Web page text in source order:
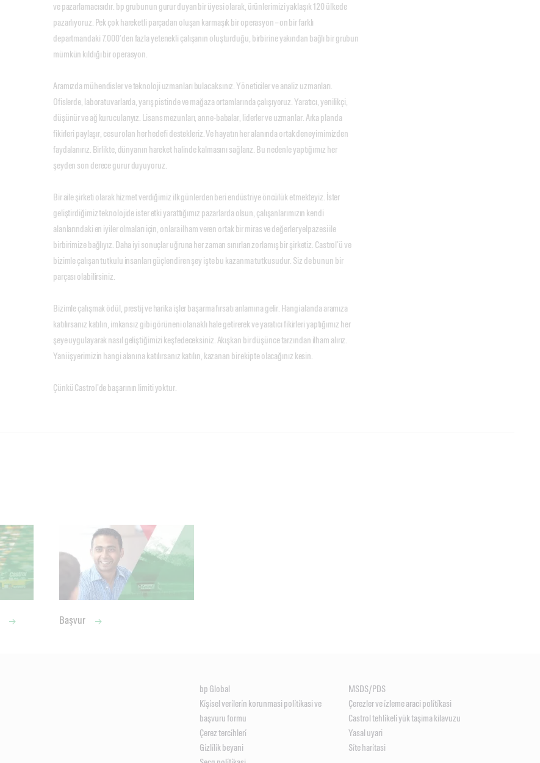
ve pazarlamacısıdır. bp grubunun gurur duyan bir üyesi olarak, ürünlerimizi yaklaşık 120 ülkede
pazarlıyoruz. Pek çok hareketli parçadan oluşan karmaşık bir operasyon – on bir farklı
departmandaki 7.000’den fazla yetenekli çalışanın oluşturduğu, birbirine yakından bağlı bir grubun
mümkün kıldığı bir operasyon.
Aramızda mühendisler ve teknoloji uzmanları bulacaksınız. Yöneticiler ve analiz uzmanları.
Ofislerde, laboratuvarlarda, yarış pistinde ve mağaza ortamlarında çalışıyoruz. Yaratıcı, yenilikçi,
düşünür ve ağ kurucularıyız. Lisans mezunları, anne-babalar, liderler ve uzmanlar. Arka planda
fikirleri paylaşır, cesur olan her hedefi destekleriz. Ve hayatın her alanında ortak deneyimimizden
faydalanırız. Birlikte, dünyanın hareket halinde kalmasını sağlarız. Bu nedenle yaptığımız her
şeyden son derece gurur duyuyoruz.
Bir aile şirketi olarak hizmet verdiğimiz ilk günlerden beri endüstriye öncülük etmekteyiz. İster
geliştirdiğimiz teknolojide ister etki yarattığımız pazarlarda olsun, çalışanlarımızın kendi
alanlarındaki en iyiler olmaları için, onlara ilham veren ortak bir miras ve değerler yelpazesi ile
birbirimize bağlıyız. Daha iyi sonuçlar uğruna her zaman sınırları zorlamış bir şirketiz. Castrol’ü ve
bizimle çalışan tutkulu insanları güçlendiren şey işte bu kazanma tutkusudur. Siz de bunun bir
parçası olabilirsiniz.
Bizimle çalışmak ödül, prestij ve harika işler başarma fırsatı anlamına gelir. Hangi alanda aramıza
katılırsanız katılın, imkansız gibi görüneni olanaklı hale getirerek ve yaratıcı fikirleri yaptığımız her
şeye uygulayarak nasıl geliştiğimizi keşfedeceksiniz. Akışkan bir düşünce tarzından ilham alırız.
Yani işyerimizin hangi alanına katılırsanız katılın, kazanan bir ekipte olacağınız kesin.
Çünkü Castrol’de başarının limiti yoktur.
Başvur
bp Global
MSDS/PDS
Ki̇şi̇sel veri̇leri̇n korunmasi poli̇ti̇kasi ve
başvuru formu
Çerezler ve i̇zleme araci poli̇ti̇kasi
Castrol tehli̇keli̇ yük taşima kilavuzu
Çerez terci̇hleri̇
Yasal uyari
Gi̇zli̇li̇k beyani
Si̇te hari̇tasi